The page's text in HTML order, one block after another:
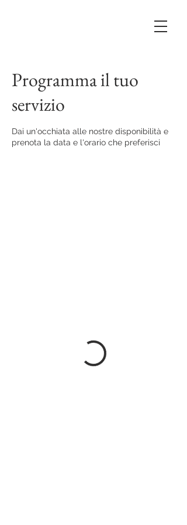
Programma il tuo
servizio
Dai un'occhiata alle nostre disponibilità e
prenota la data e l'orario che preferisci